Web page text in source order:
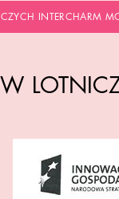
INTERCHARM